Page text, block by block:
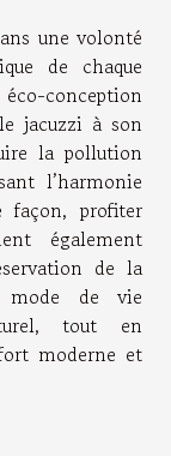
une volonté
de chaque
conception
jacuzzi à son
la pollution
l’harmonie
façon, profiter
également
de la
mode de vie
tout en
moderne et